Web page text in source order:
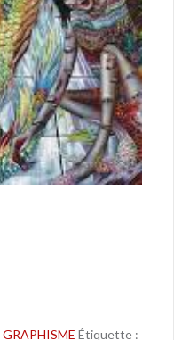
GRAPHISME Étiquette :